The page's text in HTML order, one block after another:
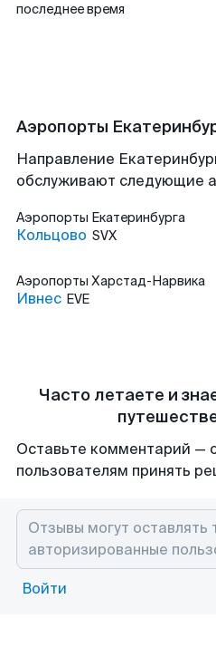
последнее время
Аэропорты
Направление
обслуживают следующие
Аэропорты Екатеринбурга
Кольцово SVX
Аэропорты Харстад-Нарвика
Ивнес EVE
Часто летаете и
Оставьте комментарий —
пользователям принять
Войти